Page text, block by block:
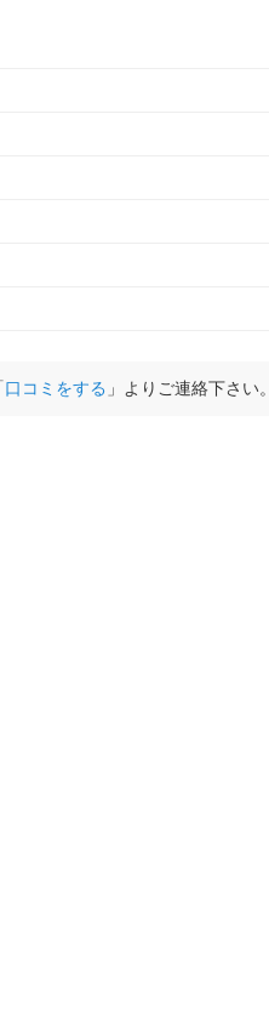
口コミをする 」よりご連絡下さい。